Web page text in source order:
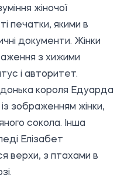
жіночої
печатки, якими в
документи. Жінки
з хижими
і авторитет.
донька короля Едуарда
зображенням жінки,
сокола. Інша
Елізабет
верхи, з птахами в